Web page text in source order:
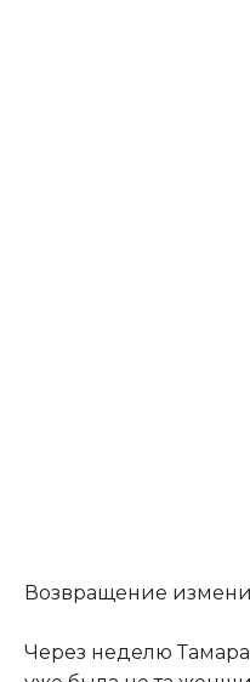
Возвращение
Через неделю